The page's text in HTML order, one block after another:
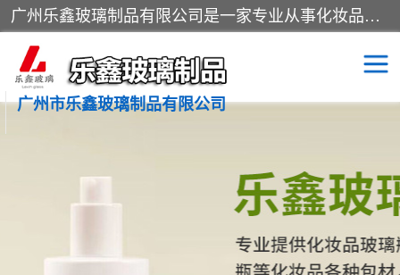
广州乐鑫玻璃制品有限公司是一家专业从事化妆品瓶子、化妆品玻璃瓶子、膏霜瓶、化妆品玻璃瓶等产品的集开发研制、生产、销售于一体的实业型玻璃制品生产企业。产品从设计、开模、试样、生产、蒙砂、抛光、喷涂、高低温单色及多色印刷，烫金（银）到交货实现一条龙服务。
广州市乐鑫玻璃制品有限公司
化妆品包装瓶 香水包装瓶
化妆品玻璃瓶